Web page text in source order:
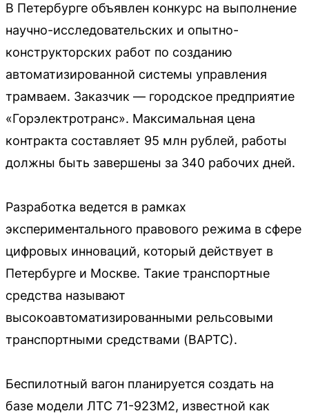
В Петербурге объявлен конкурс на выполнение
научно-исследовательских и опытно-
конструкторских работ по созданию
автоматизированной системы управления
трамваем. Заказчик — городское предприятие
«Горэлектротранс». Максимальная цена
контракта составляет 95 млн рублей, работы
должны быть завершены за 340 рабочих дней.
Разработка ведется в рамках
экспериментального правового режима в сфере
цифровых инноваций, который действует в
Петербурге и Москве. Такие транспортные
средства называют
высокоавтоматизированными рельсовыми
транспортными средствами (ВАРТС).
Беспилотный вагон планируется создать на
базе модели ЛТС 71-923М2, известной как